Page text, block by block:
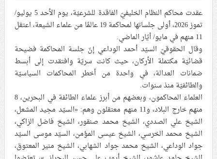
بعزل المدينة
رئيس منظّمة الدعاية الإسلاميّة: جهاد التبيين يعزّز وعي
الشعوب الإسلاميّة في مواجهة التحدّيات
النظام الخليفيّ يحاكم علماء الشيعة بجلسات سريّة تفتقد
لأيّ مصداقيّة
عقدت محاكم النظام الخليفيّ الفاقدة للشرعيّة، يوم الأحد 5 يوليو/
تموز 2026، أولى جلساتها لمحاكمة 19 عالمًا من علماء الشيعة، اعتقل
11 منهم في مايو/ أيّار الماضي.
وقال الحقوقيّ السيّد أحمد الوداعي إنّ جلسة المحاكمة فضيحة
قضائيّة مكتملة الأركان، حيث كانت سريّة وافتقدت إلى أبسط
ضمانات العدالة، في واحدة من أخطر المحاكمات السياسيّة
والطائفيّة منذ سنوات.
العلماء المحاكمون، وبعضهم من أبرز علماء الطائفة في البحرين، 8
منهم خارج البلاد، و11 منهم معتقلون وهم: «السيّد مجيد المشعل،
الشيخ علي الصددي، الشيخ محمد صنقور، الشيخ فاضل الزاكي،
الشيخ محمد الخرسي، الشيخ عيسى المؤمن، السيّد موسى السيّد
جواد الوداعي، الشيخ محمد جواد الشهابي، الشيخ منير المعتوق،